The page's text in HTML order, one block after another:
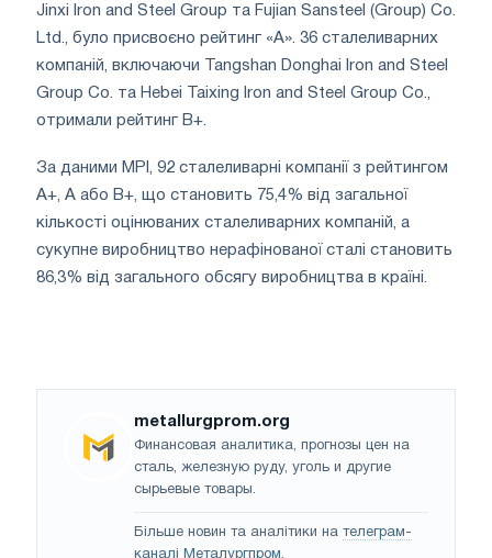
Jinxi Iron and Steel Group та Fujian Sansteel (Group) Co.
Ltd., було присвоєно рейтинг «А». 36 сталеливарних
компаній, включаючи Tangshan Donghai Iron and Steel
Group Co. та Hebei Taixing Iron and Steel Group Co.,
отримали рейтинг B+.
За даними MPI, 92 сталеливарні компанії з рейтингом
A+, A або B+, що становить 75,4% від загальної
кількості оцінюваних сталеливарних компаній, а
сукупне виробництво нерафінованої сталі становить
86,3% від загального обсягу виробництва в країні.
metallurgprom.org
Финансовая аналитика, прогнозы цен на
сталь, железную руду, уголь и другие
сырьевые товары.
Більше новин та аналітики на телеграм-
каналі Металургпром.